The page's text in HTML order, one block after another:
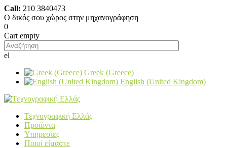
Call: 210 3840473
O δικός σου χώρος στην μηχανογράφηση
0
Cart empty
el
Greek (Greece)
English (United Kingdom)
Τεχνογραφική Ελλάς
Προϊόντα
Υπηρεσίες
Ποιοί είμαστε